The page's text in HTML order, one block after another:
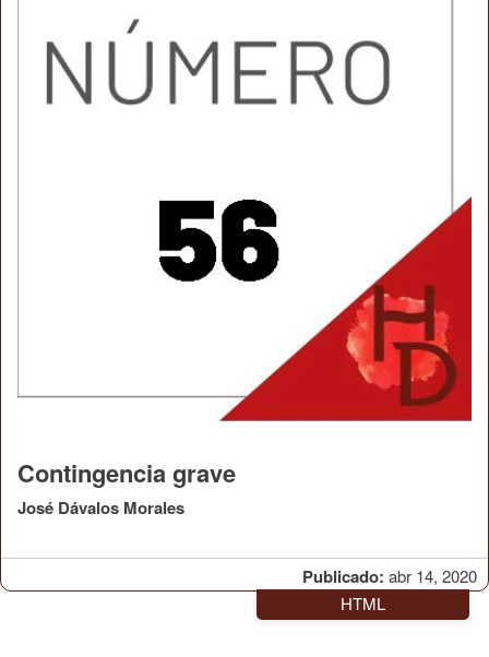
Publicado: abr 14, 2020
Contingencia grave
José Dávalos Morales
HTML